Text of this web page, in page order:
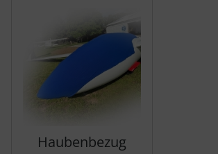
Haubenbezug